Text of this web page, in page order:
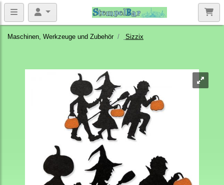
Maschinen, Werkzeuge und Zubehör Sizzix